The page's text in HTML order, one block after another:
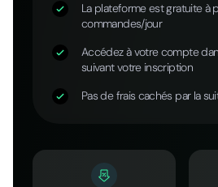
La plateforme est gratuite à
commandes/jour
Accédez à votre compte
suivant votre inscription
Pas de frais cachés par la